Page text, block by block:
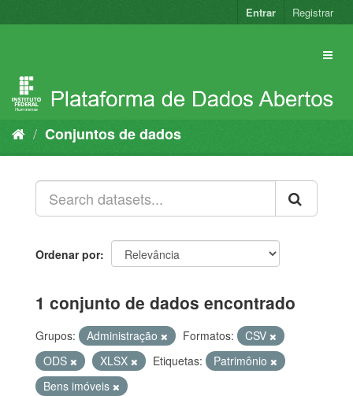
para
Entrar Registrar
Conjuntos de dados
Ordenar por
1 conjunto de dados encontrado
Grupos: Administração Formatos:
CSV
ODS
XLSX Etiquetas:
Patrimônio
Bens imóveis